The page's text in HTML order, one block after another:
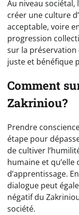
Au niveau
créer une culture
acceptable, voire
progression
sur la préservation
juste et bénéfique
Comment
Zakriniou?
Prendre
étape pour
de cultiver
humaine et
d’apprentissage.
dialogue peut
négatif du
société.